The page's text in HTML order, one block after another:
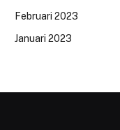
Februari 2023
Januari 2023